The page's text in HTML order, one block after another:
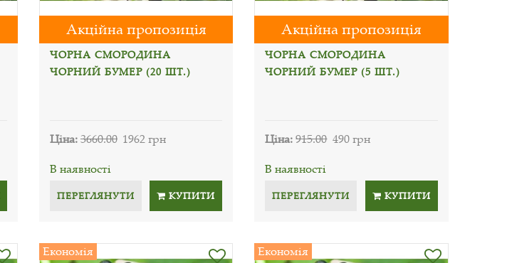
Акційна пропозиція
ЧОРНА СМОРОДИНА
ЧОРНИЙ БУМЕР (20 ШТ.)
Ціна:3660.00 1962 грн
В наявності
ПЕРЕГЛЯНУТИ КУПИТИ
Акційна пропозиція
ЧОРНА СМОРОДИНА
ЧОРНИЙ БУМЕР (5 ШТ.)
Ціна:915.00 490 грн
В наявності
ПЕРЕГЛЯНУТИ КУПИТИ
Економія Економія